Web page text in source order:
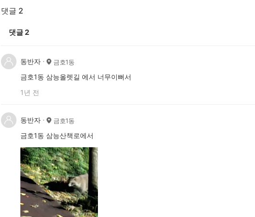
댓글 2
댓글2
동반자 금호1동
금호1동 삼능올렛길 에서 너무이뻐서
1년 전
동반자 금호1동
금호1동 삼능산책로에서